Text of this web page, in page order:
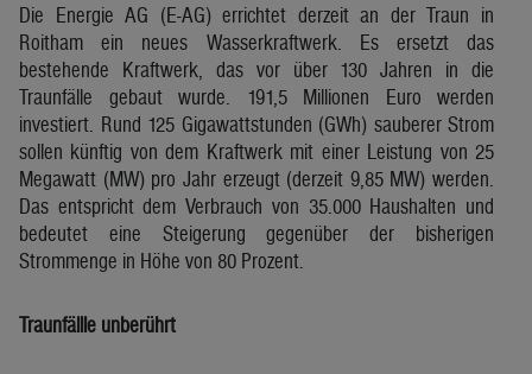
Die Energie AG (E-AG) errichtet derzeit an der Traun in
Roitham ein neues Wasserkraftwerk. Es ersetzt das
bestehende Kraftwerk, das vor über 130 Jahren in die
Traunfälle gebaut wurde. 191,5 Millionen Euro werden
investiert. Rund 125 Gigawattstunden (GWh) sauberer Strom
sollen künftig von dem Kraftwerk mit einer Leistung von 25
Megawatt (MW) pro Jahr erzeugt (derzeit 9,85 MW) werden.
Das entspricht dem Verbrauch von 35.000 Haushalten und
bedeutet eine Steigerung gegenüber der bisherigen
Strommenge in Höhe von 80 Prozent.
Traunfällle unberührt